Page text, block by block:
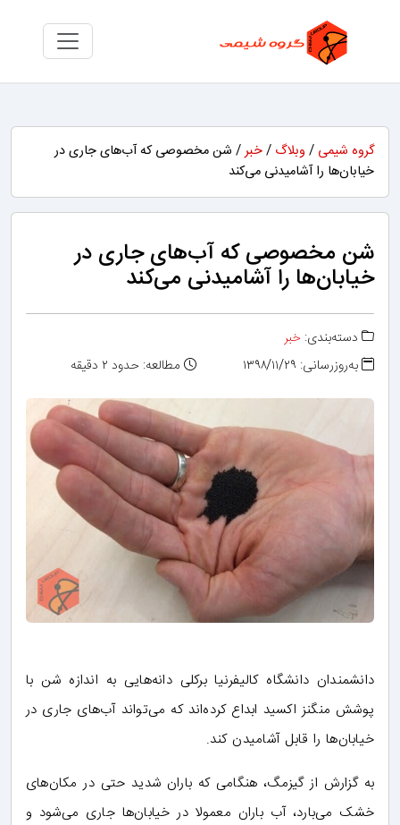
گروه شیمی / وبلاگ /خبر/ شن مخصوصی که آب‌های جاری در
خیابان‌ها را آشامیدنی می‌کند
شن مخصوصی که آب‌های جاری در
خیابان‌ها را آشامیدنی می‌کند
دسته‌بندی: خبر
به‌روزرسانی: ۱۳۹۸/۱۱/۲۹
مطالعه: حدود ۲ دقیقه
دانشمندان دانشگاه کالیفرنیا برکلی دانه‌هایی به اندازه شن با
پوشش منگنز اکسید ابداع کرده‌اند که می‌تواند آب‌های جاری در
خیابان‌ها را قابل آشامیدن کند.
به گزارش از گیزمگ، هنگامی که باران شدید حتی در مکان‌های
خشک می‌بارد، آب باران معمولا در خیابان‌ها جاری می‌شود و